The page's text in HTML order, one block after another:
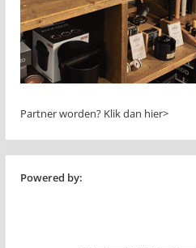
Partner worden? Klik dan hier>
Powered by: